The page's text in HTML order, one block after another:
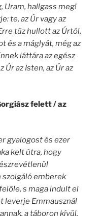
Uram, hallgass meg!
te, az Úr vagy az
tűz hullott az Úrtól,
és a máglyát, még az
láttára az egész
Úr az Isten, az Úr az
felett / az
gyalogost és ezer
kelt útra, hogy
emberek
s maga indult el
leverje Emmausznál
a táboron kívül.